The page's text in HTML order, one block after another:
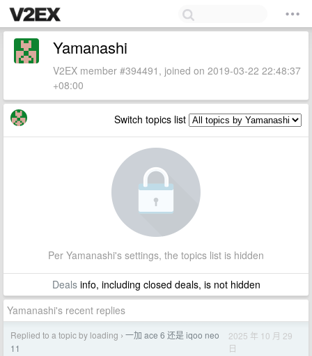
Yamanashi
V2EX member #394491, joined on 2019-03-22 22:48:37
+08:00
Switch topics list
Per Yamanashi's settings, the topics list is hidden
Dealsinfo, including closed deals, is not hidden
Yamanashi's recent replies
Replied to a topic by loading › 一加 ace 6 还是 iqoo neo
11
2025 年 10 月 29
日